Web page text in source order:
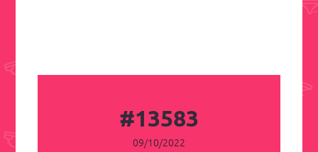
#13583
09/10/2022